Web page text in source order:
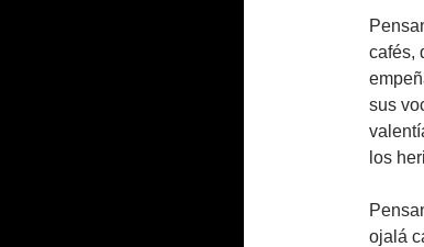
cafés,
sus
los
ojalá